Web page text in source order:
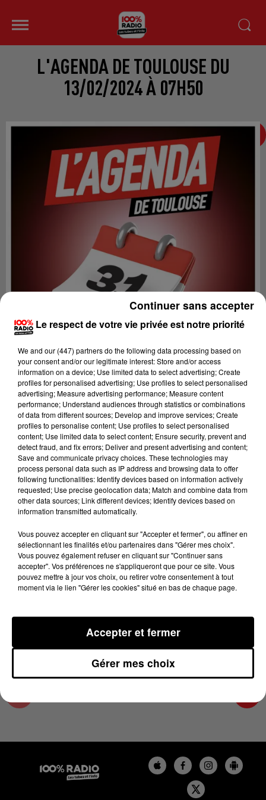
L'AGENDA DE TOULOUSE DU
13/02/2024 À 07H50
Lecture (1 min 14 sec)
100%
100% Radio l'agenda de Toulouse
13 février 2024 - 1 min 14 sec
L'AGENDA DE TOULOUSE DU 13/02/2024 À
07H50
L'agenda de Toulouse
Le respect de votre vie privée est notre priorité
We and our (447) partnersdo the following data processing based on
your consent and/or our legitimate interest: Store and/or access
information on a device; Use limited data to select advertising; Create
profiles for personalised advertising; Use profiles to select personalised
advertising; Measure advertising performance; Measure content
performance; Understand audiences through statistics or combinations
of data from different sources; Develop and improve services; Create
profiles to personalise content; Use profiles to select personalised
content; Use limited data to select content; Ensure security, prevent and
detect fraud, and fix errors; Deliver and present advertising and content;
Save and communicate privacy choices. These technologies may
process personal data such as IP address and browsing data to offer
following functionalities: Identify devices based on information actively
requested; Use precise geolocation data; Match and combine data from
other data sources; Link different devices; Identify devices based on
information transmitted automatically.
Vous pouvez accepter en cliquant sur "Accepter et fermer", ou affiner en
sélectionnant les finalités et/ou partenaires dans "Gérer mes choix".
Vous pouvez également refuser en cliquant sur "Continuer sans
accepter". Vos préférences ne s'appliqueront que pour ce site. Vous
pouvez mettre à jour vos choix, ou retirer votre consentement à tout
moment via le lien "Gérer les cookies" situé en bas de chaque page.
Gérer mes choix
Accepter et fermer
Continuer sans accepter